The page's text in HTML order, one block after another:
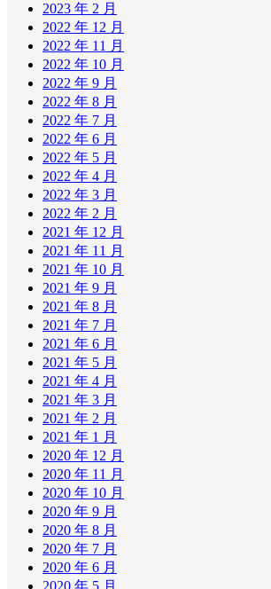
2023 年 2 月
2022 年 12 月
2022 年 11 月
2022 年 10 月
2022 年 9 月
2022 年 8 月
2022 年 7 月
2022 年 6 月
2022 年 5 月
2022 年 4 月
2022 年 3 月
2022 年 2 月
2021 年 12 月
2021 年 11 月
2021 年 10 月
2021 年 9 月
2021 年 8 月
2021 年 7 月
2021 年 6 月
2021 年 5 月
2021 年 4 月
2021 年 3 月
2021 年 2 月
2021 年 1 月
2020 年 12 月
2020 年 11 月
2020 年 10 月
2020 年 9 月
2020 年 8 月
2020 年 7 月
2020 年 6 月